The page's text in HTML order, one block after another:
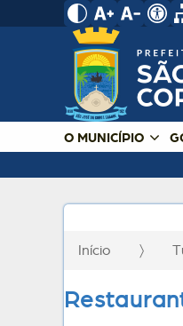
O MUNICÍPIO
Início